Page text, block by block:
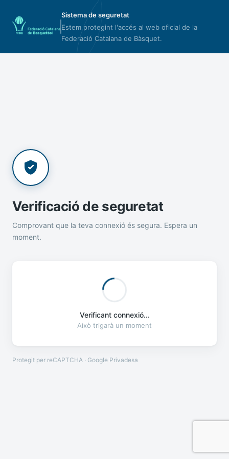
Sistema de seguretat
Estem protegint l'accés al web oficial de la
Federació Catalana de Bàsquet.
Verificació de seguretat
Comprovant que la teva connexió és segura. Espera un
moment.
Verificant connexió...
Això trigarà un moment
Protegit per reCAPTCHA · Google Privadesa